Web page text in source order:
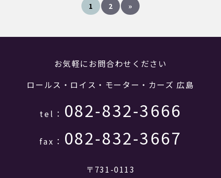
1 2 »
お気軽にお問合わせください
ロールス・ロイス・モーター・カーズ 広島
tel： 082-832-3666
fax： 082-832-3667
〒731-0113